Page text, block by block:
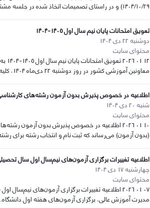
١٤٠٤/۱۰/٢٩) و در راستای تصمیمات اتخاذ شده در جلسه مشترک...
تعویق امتحانات پایان نیم سال اول 1405-1404
دوشنبه 22 دی 1404
محتوای سایت
معاونین آموزشی کشور در روز دوشنبه 22 دی‌ماه 1404، کلیه امتحانات...
اطلاعیه در خصوص پذیرش بدون آزمون رشته‌های کارشناسی
شنبه 20 دی 1404
محتوای سایت
(بدون آزمون) می‌رساند که ثبت نام و انتخاب رشته برای
اطلاعیه تغییرات برگزاری آزمون‌های نیم‌سال اول سال تحصیلی ۱۴۰۵-۱۴۰۴ دانشگاه
چهارشنبه 17 دی 1404
محتوای سایت
مدیرت آموزش عالی، برگزاری آزمون‌های هفته اول